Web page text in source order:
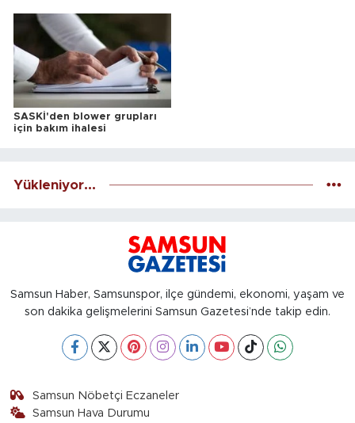
SASKİ'den blower grupları
için bakım ihalesi
Yükleniyor...
Samsun Haber, Samsunspor, ilçe gündemi, ekonomi, yaşam ve
son dakika gelişmelerini Samsun Gazetesi’nde takip edin.
Samsun Nöbetçi Eczaneler
Samsun Hava Durumu